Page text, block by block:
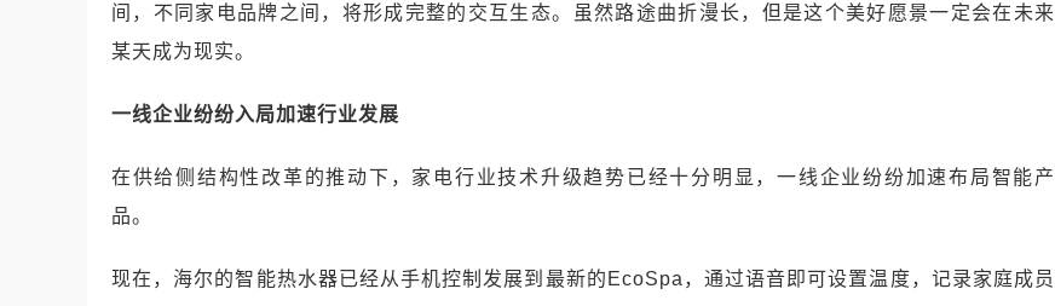
间，不同家电品牌之间，将形成完整的交互生态。虽然路途曲折漫长，但是这个美好愿景一定会在未来
某天成为现实。
一线企业纷纷入局加速行业发展
在供给侧结构性改革的推动下，家电行业技术升级趋势已经十分明显，一线企业纷纷加速布局智能产
品。
现在，海尔的智能热水器已经从手机控制发展到最新的EcoSpa，通过语音即可设置温度，记录家庭成员